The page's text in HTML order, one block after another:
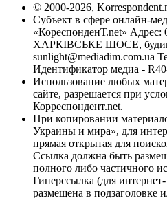
© 2000-2026,
Субъект в сфере онлайн-
«КореспонденТ.net» Адрес:
ХАРКІВСЬКЕ ШОСЕ,
sunlight@mediadim.com.ua
Идентификатор медиа -
Использование любых
сайте, разрешается при
Корреспондент.net.
При копировании
Украины и мира», для
прямая открытая для
Ссылка должна быть
полного либо частичного
Гиперссылка (для
размещена в подзаголовке